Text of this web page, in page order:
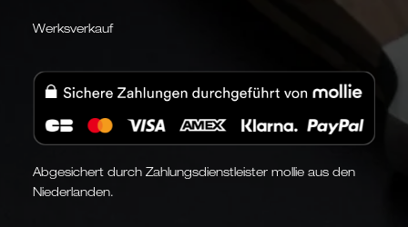
Werksverkauf
Abgesichert durch Zahlungsdienstleister mollie aus den
Niederlanden.